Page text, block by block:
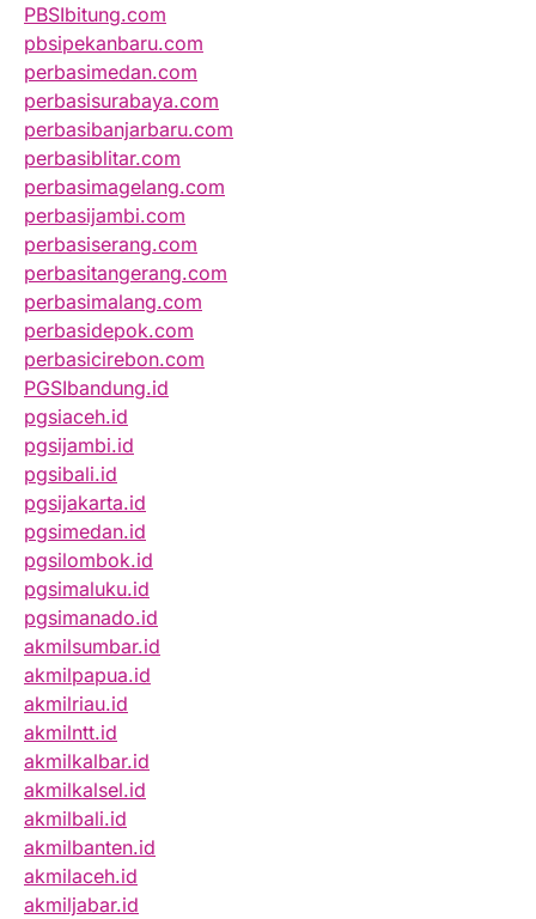
PBSIbitung.com
pbsipekanbaru.com
perbasimedan.com
perbasisurabaya.com
perbasibanjarbaru.com
perbasiblitar.com
perbasimagelang.com
perbasijambi.com
perbasiserang.com
perbasitangerang.com
perbasimalang.com
perbasidepok.com
perbasicirebon.com
PGSIbandung.id
pgsiaceh.id
pgsijambi.id
pgsibali.id
pgsijakarta.id
pgsimedan.id
pgsilombok.id
pgsimaluku.id
pgsimanado.id
akmilsumbar.id
akmilpapua.id
akmilriau.id
akmilntt.id
akmilkalbar.id
akmilkalsel.id
akmilbali.id
akmilbanten.id
akmilaceh.id
akmiljabar.id